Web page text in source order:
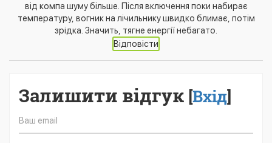
від компа шуму більше. Після включення поки набирає
температуру, вогник на лічильнику швидко блимає, потім
зрідка. Значить, тягне енергії небагато.
Відповісти
Залишити відгук [Вхід]